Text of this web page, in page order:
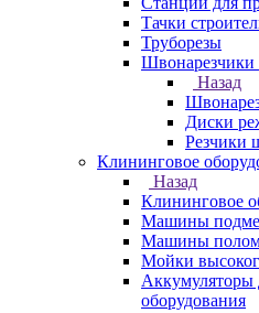
Тачки
Труборезы
Швонарезчики
Назад
Диски
Резчики
Клининговое
Назад
Клининговое
Машины
Машины
Мойки
Аккумуляторы
оборудования